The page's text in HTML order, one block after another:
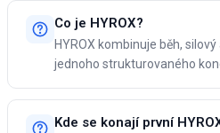
Co je HYROX?
HYROX kombinuje běh,
jednoho strukturovaného
Kde se konají první